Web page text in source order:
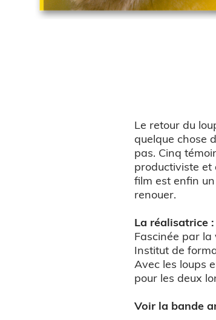
Le retour du
quelque chose
pas. Cinq
productiviste et
film est enfin
renouer.
La réalisatrice :
Fascinée par la
Institut de
Avec les loups
pour les deux
Voir la bande